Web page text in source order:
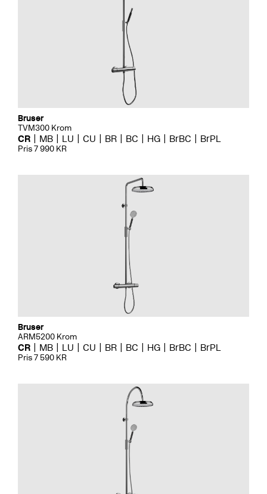
Bruser
TVM300 Krom
CR MB LU CU BR BC HG BrBC BrPL
Pris 7 990 KR
Bruser
ARM5200 Krom
CR MB LU CU BR BC HG BrBC BrPL
Pris 7 590 KR